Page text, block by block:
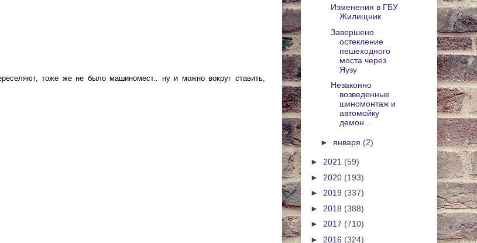
тоже же не было машиномест.. ну и можно вокруг ставить,
Изменения в ГБУ
Жилищник
Завершено
остекление
пешеходного
моста через
Яузу
Незаконно
возведенные
шиномонтаж и
автомойку
демон...
► января (2)
► 2021 (59)
► 2020 (193)
► 2019 (337)
► 2018 (388)
► 2017 (710)
► 2016 (324)